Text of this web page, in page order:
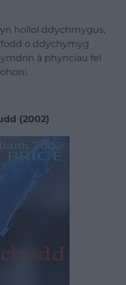
yn hollol ddychmygus,
o ddychymyg
â phynciau fel
(2002)